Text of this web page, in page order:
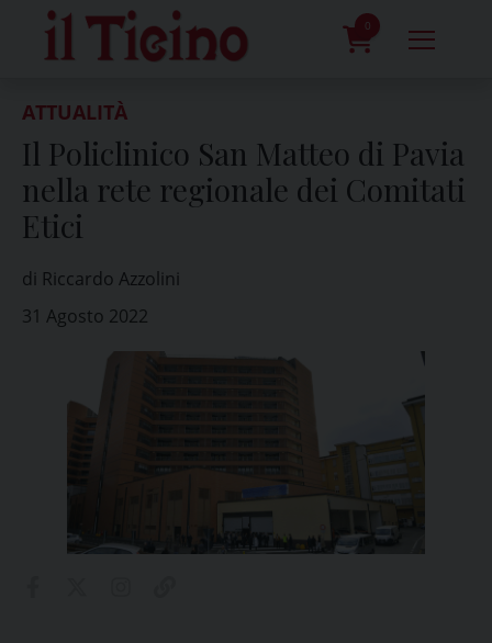
content
0
ATTUALITÀ
Il Policlinico San Matteo di Pavia
nella rete regionale dei Comitati
Etici
di Riccardo Azzolini
31 Agosto 2022